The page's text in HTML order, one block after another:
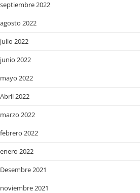
septiembre 2022
agosto 2022
julio 2022
junio 2022
mayo 2022
Abril 2022
marzo 2022
febrero 2022
enero 2022
Desembre 2021
noviembre 2021